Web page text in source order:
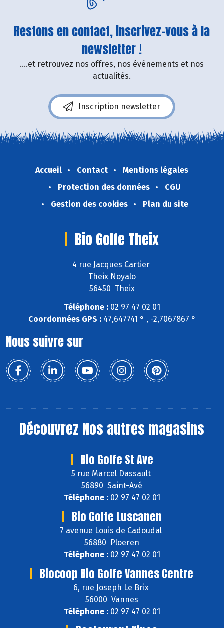
Restons en contact, inscrivez-vous à la
newsletter !
....et retrouvez nos offres, nos événements et nos
actualités.
Inscription newsletter
Accueil Contact
Mentions légales
Protection des données
CGU
Gestion des cookies
Plan du site
Bio Golfe Theix
4 rue Jacques Cartier
Theix Noyalo
56450 Theix
Téléphone :02 97 47 02 01
Coordonnées GPS :47,647741 ° , -2,7067867 °
Nous suivre sur
Découvrez Nos autres magasins
Bio Golfe St Ave
5 rue Marcel Dassault
56890 Saint-Avé
Téléphone :02 97 47 02 01
Bio Golfe Luscanen
7 avenue Louis de Cadoudal
56880 Ploeren
Téléphone :02 97 47 02 01
Biocoop Bio Golfe Vannes Centre
6, rue Joseph Le Brix
56000 Vannes
Téléphone :02 97 47 02 01